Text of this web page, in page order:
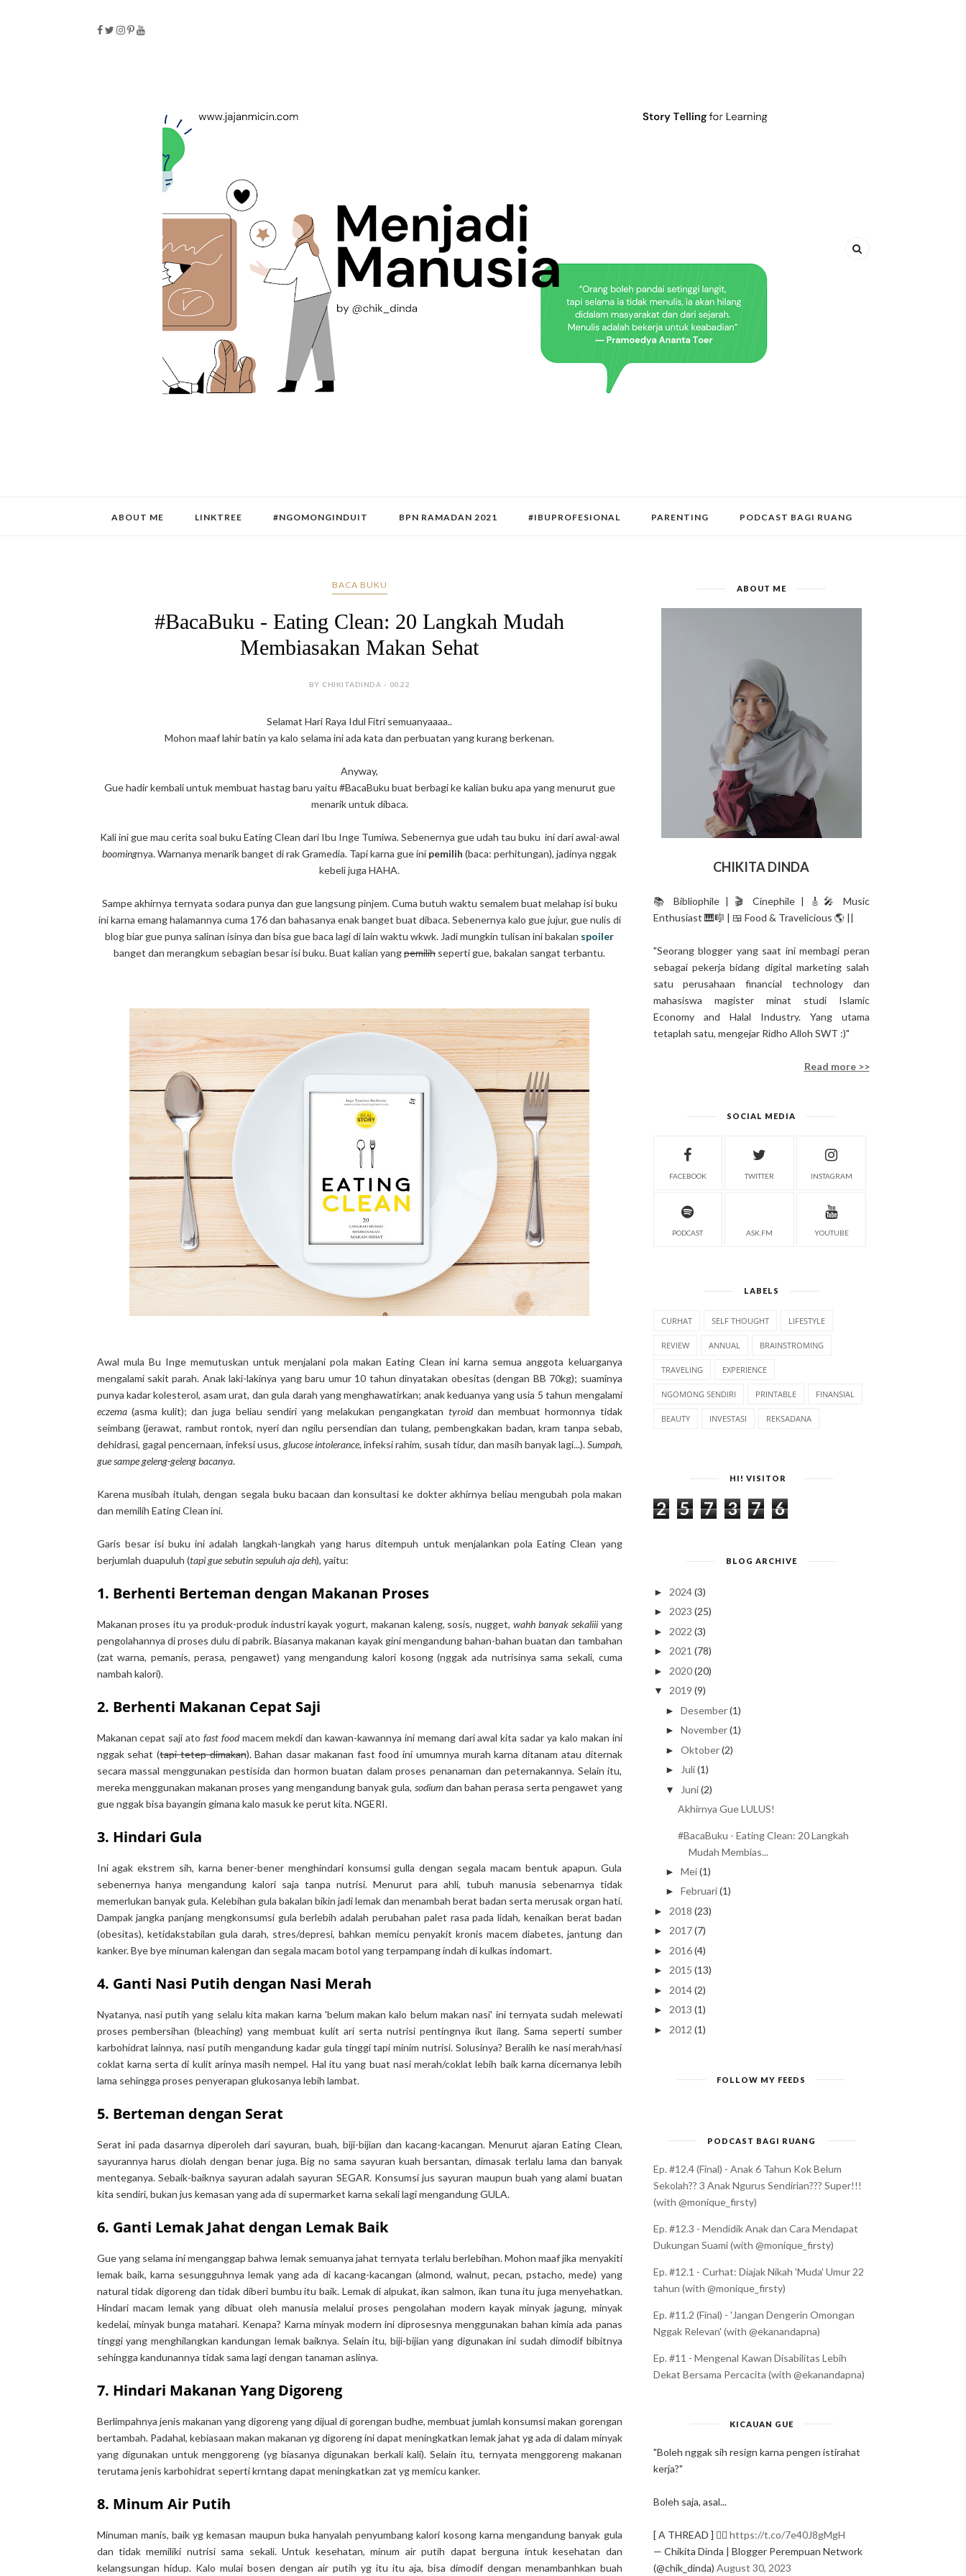
ABOUT ME LINKTREE #NGOMONGINDUIT BPN RAMADAN 2021 #IBUPROFESIONAL PARENTING PODCAST BAGI RUANG
BACA BUKU
#BacaBuku - Eating Clean: 20 Langkah Mudah
Membiasakan Makan Sehat
BY CHIKITADINDA - 00.22
Selamat Hari Raya Idul Fitri semuanyaaaa..
Mohon maaf lahir batin ya kalo selama ini ada kata dan perbuatan yang kurang berkenan.
Anyway,
Gue hadir kembali untuk membuat hastag baru yaitu #BacaBuku buat berbagi ke kalian buku apa yang menurut gue
menarik untuk dibaca.
Kali ini gue mau cerita soal buku Eating Clean dari Ibu Inge Tumiwa. Sebenernya gue udah tau buku ini dari awal-awal
boomingnya. Warnanya menarik banget di rak Gramedia. Tapi karna gue ini pemilih (baca: perhitungan), jadinya nggak
kebeli juga HAHA.
Sampe akhirnya ternyata sodara punya dan gue langsung pinjem. Cuma butuh waktu semalem buat melahap isi buku
ini karna emang halamannya cuma 176 dan bahasanya enak banget buat dibaca. Sebenernya kalo gue jujur, gue nulis di
blog biar gue punya salinan isinya dan bisa gue baca lagi di lain waktu wkwk. Jadi mungkin tulisan ini bakalan spoiler
banget dan merangkum sebagian besar isi buku. Buat kalian yangpemilih seperti gue, bakalan sangat terbantu.
Awal mula Bu Inge memutuskan untuk menjalani pola makan Eating Clean ini karna semua anggota keluarganya
mengalami sakit parah. Anak laki-lakinya yang baru umur 10 tahun dinyatakan obesitas (dengan BB 70kg); suaminya
punya kadar kolesterol, asam urat, dan gula darah yang menghawatirkan; anak keduanya yang usia 5 tahun mengalami
eczema(asma kulit); dan juga beliau sendiri yang melakukan pengangkatan tyroid dan membuat hormonnya tidak
seimbang (jerawat, rambut rontok, nyeri dan ngilu persendian dan tulang, pembengkakan badan, kram tanpa sebab,
dehidrasi, gagal pencernaan, infeksi usus, glucose intolerance, infeksi rahim, susah tidur, dan masih banyak lagi...).Sumpah,
gue sampe geleng-geleng bacanya.
Karena musibah itulah, dengan segala buku bacaan dan konsultasi ke dokter akhirnya beliau mengubah pola makan
dan memilih Eating Clean ini.
Garis besar isi buku ini adalah langkah-langkah yang harus ditempuh untuk menjalankan pola Eating Clean yang
berjumlah duapuluh (tapi gue sebutin sepuluh aja deh), yaitu:
1. Berhenti Berteman dengan Makanan Proses
Makanan proses itu ya produk-produk industri kayak yogurt, makanan kaleng, sosis, nugget,wahh banyak sekaliii yang
pengolahannya di proses dulu di pabrik. Biasanya makanan kayak gini mengandung bahan-bahan buatan dan tambahan
(zat warna, pemanis, perasa, pengawet) yang mengandung kalori kosong (nggak ada nutrisinya sama sekali, cuma
nambah kalori).
2. Berhenti Makanan Cepat Saji
Makanan cepat saji ato fast foodmacem mekdi dan kawan-kawannya ini memang dari awal kita sadar ya kalo makan ini
nggak sehat (tapi tetep dimakan). Bahan dasar makanan fast food ini umumnya murah karna ditanam atau diternak
secara massal menggunakan pestisida dan hormon buatan dalam proses penanaman dan peternakannya. Selain itu,
mereka menggunakan makanan proses yang mengandung banyak gula, sodiumdan bahan perasa serta pengawet yang
gue nggak bisa bayangin gimana kalo masuk ke perut kita. NGERI.
3. Hindari Gula
Ini agak ekstrem sih, karna bener-bener menghindari konsumsi gulla dengan segala macam bentuk apapun. Gula
sebenernya hanya mengandung kalori saja tanpa nutrisi. Menurut para ahli, tubuh manusia sebenarnya tidak
memerlukan banyak gula. Kelebihan gula bakalan bikin jadi lemak dan menambah berat badan serta merusak organ hati.
Dampak jangka panjang mengkonsumsi gula berlebih adalah perubahan palet rasa pada lidah, kenaikan berat badan
(obesitas), ketidakstabilan gula darah, stres/depresi, bahkan memicu penyakit kronis macem diabetes, jantung dan
kanker. Bye bye minuman kalengan dan segala macam botol yang terpampang indah di kulkas indomart.
4. Ganti Nasi Putih dengan Nasi Merah
Nyatanya, nasi putih yang selalu kita makan karna 'belum makan kalo belum makan nasi' ini ternyata sudah melewati
proses pembersihan (bleaching) yang membuat kulit ari serta nutrisi pentingnya ikut ilang. Sama seperti sumber
karbohidrat lainnya, nasi putih mengandung kadar gula tinggi tapi minim nutrisi. Solusinya? Beralih ke nasi merah/nasi
coklat karna serta di kulit arinya masih nempel. Hal itu yang buat nasi merah/coklat lebih baik karna dicernanya lebih
lama sehingga proses penyerapan glukosanya lebih lambat.
5. Berteman dengan Serat
Serat ini pada dasarnya diperoleh dari sayuran, buah, biji-bijian dan kacang-kacangan. Menurut ajaran Eating Clean,
sayurannya harus diolah dengan benar juga. Big no sama sayuran kuah bersantan, dimasak terlalu lama dan banyak
menteganya. Sebaik-baiknya sayuran adalah sayuran SEGAR. Konsumsi jus sayuran maupun buah yang alami buatan
kita sendiri, bukan jus kemasan yang ada di supermarket karna sekali lagi mengandung GULA.
6. Ganti Lemak Jahat dengan Lemak Baik
Gue yang selama ini menganggap bahwa lemak semuanya jahat ternyata terlalu berlebihan. Mohon maaf jika menyakiti
lemak baik, karna sesungguhnya lemak yang ada di kacang-kacangan (almond, walnut, pecan, pstacho, mede) yang
natural tidak digoreng dan tidak diberi bumbu itu baik. Lemak di alpukat, ikan salmon, ikan tuna itu juga menyehatkan.
Hindari macam lemak yang dibuat oleh manusia melalui proses pengolahan modern kayak minyak jagung, minyak
kedelai, minyak bunga matahari. Kenapa? Karna minyak modern ini diprosesnya menggunakan bahan kimia ada panas
tinggi yang menghilangkan kandungan lemak baiknya. Selain itu, biji-bijian yang digunakan ini sudah dimodif bibitnya
sehingga kandunannya tidak sama lagi dengan tanaman aslinya.
7. Hindari Makanan Yang Digoreng
Berlimpahnya jenis makanan yang digoreng yang dijual di gorengan budhe, membuat jumlah konsumsi makan gorengan
bertambah. Padahal, kebiasaan makan makanan yg digoreng ini dapat meningkatkan lemak jahat yg ada di dalam minyak
yang digunakan untuk menggoreng (yg biasanya digunakan berkali kali). Selain itu, ternyata menggoreng makanan
terutama jenis karbohidrat seperti krntang dapat meningkatkan zat yg memicu kanker.
8. Minum Air Putih
Minuman manis, baik yg kemasan maupun buka hanyalah penyumbang kalori kosong karna mengandung banyak gula
dan tidak memiliki nutrisi sama sekali. Untuk kesehatan, minum air putih dapat berguna intuk kesehatan dan
kelangsungan hidup. Kalo mulai bosen dengan air putih yg itu itu aja, bisa dimodif dengan menambanhkan buah
ABOUT ME
CHIKITA DINDA
📚 Bibliophile | 🎬 Cinephile | 🎸🎤 Music
Enthusiast 🎹🎼 | 🍱 Food & Travelicious 🌎 ||
"Seorang blogger yang saat ini membagi peran
sebagai pekerja bidang digital marketing salah
satu perusahaan financial technology dan
mahasiswa magister minat studi Islamic
Economy and Halal Industry. Yang utama
tetaplah satu, mengejar Ridho Alloh SWT :)"
Read more >>
SOCIAL MEDIA
FACEBOOK TWITTER INSTAGRAM
PODCAST ASK.FM YOUTUBE
LABELS
CURHAT SELF THOUGHT LIFESTYLE
REVIEW ANNUAL BRAINSTROMING
TRAVELING EXPERIENCE
NGOMONG SENDIRI PRINTABLE FINANSIAL
BEAUTY INVESTASI REKSADANA
HI! VISITOR
2 5 7 3 7 6
BLOG ARCHIVE
► 2024 (3)
► 2023 (25)
► 2022 (3)
► 2021 (78)
► 2020 (20)
▼ 2019 (9)
►Desember(1)
►November(1)
►Oktober(2)
► Juli(1)
▼ Juni(2)
Akhirnya Gue LULUS!
#BacaBuku - Eating Clean: 20 Langkah
Mudah Membias...
►Mei(1)
►Februari(1)
► 2018 (23)
► 2017 (7)
► 2016 (4)
► 2015 (13)
► 2014 (2)
► 2013 (1)
► 2012 (1)
FOLLOW MY FEEDS
PODCAST BAGI RUANG
Ep. #12.4 (Final) - Anak 6 Tahun Kok Belum
Sekolah?? 3 Anak Ngurus Sendirian??? Super!!!
(with @monique_firsty)
Ep. #12.3 - Mendidik Anak dan Cara Mendapat
Dukungan Suami (with @monique_firsty)
Ep. #12.1 - Curhat: Diajak Nikah 'Muda' Umur 22
tahun (with @monique_firsty)
Ep. #11.2 (Final) - 'Jangan Dengerin Omongan
Nggak Relevan' (with @ekanandapna)
Ep. #11 - Mengenal Kawan Disabilitas Lebih
Dekat Bersama Percacita (with @ekanandapna)
KICAUAN GUE
"Boleh nggak sih resign karna pengen istirahat
kerja?"
Boleh saja, asal...
[ A THREAD ] ✍🏻 https://t.co/7e40J8gMgH
— Chikita Dinda | Blogger Perempuan Network
(@chik_dinda) August 30, 2023